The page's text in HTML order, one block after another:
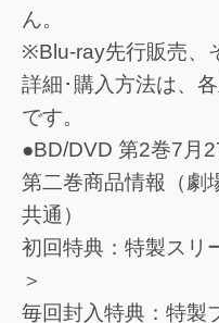
ん。
※Blu-ray先行販売、
詳細･購入方法は、
です。
●BD/DVD 第2巻7月
第二巻商品情報（劇
共通）
初回特典：特製スリ
＞
毎回封入特典：特製